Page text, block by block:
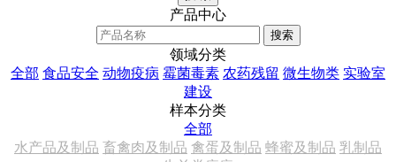
产品中心
搜索
领域分类
全部 食品安全 动物疫病 霉菌毒素 农药残留 微生物类 实验室
建设
样本分类
全部
水产品及制品 畜禽肉及制品 禽蛋及制品 蜂蜜及制品 乳制品